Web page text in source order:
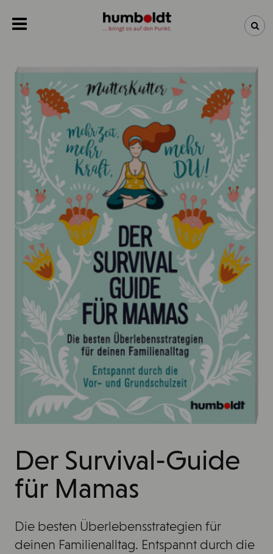
NEUHEITEN
BÜCHER
ÜBER UNS
Der Survival-Guide
für Mamas
Die besten Überlebensstrategien für
deinen Familienalltag. Entspannt durch die